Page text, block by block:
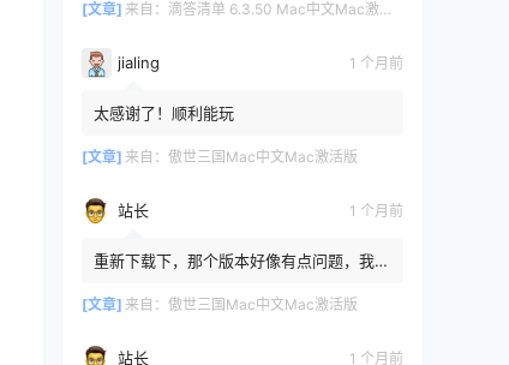
[文章] 来自： 滴答清单 6.3.50 Mac中文Mac激活版
jialing 1 个月前
太感谢了！顺利能玩
[文章] 来自： 傲世三国Mac中文Mac激活版
站长 1 个月前
重新下载下，那个版本好像有点问题，我重
[文章] 来自： 傲世三国Mac中文Mac激活版
站长 1 个月前